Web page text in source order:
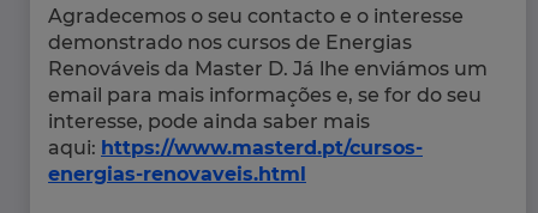
Agradecemos o seu contacto e o interesse
demonstrado nos cursos de Energias
Renováveis da Master D. Já lhe enviámos um
email para mais informações e, se for do seu
interesse, pode ainda saber mais
aqui: https://www.masterd.pt/cursos-
energias-renovaveis.html